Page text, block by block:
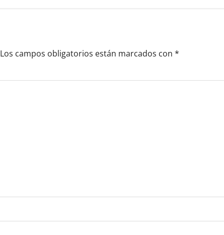
Los campos obligatorios están marcados con *